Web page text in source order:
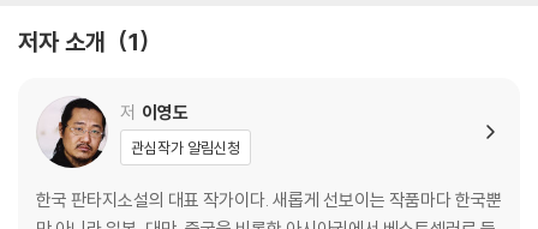
저자 소개 1
저 이영도
관심작가 알림신청
한국 판타지소설의 대표 작가이다. 새롭게 선보이는 작품마다 한국뿐